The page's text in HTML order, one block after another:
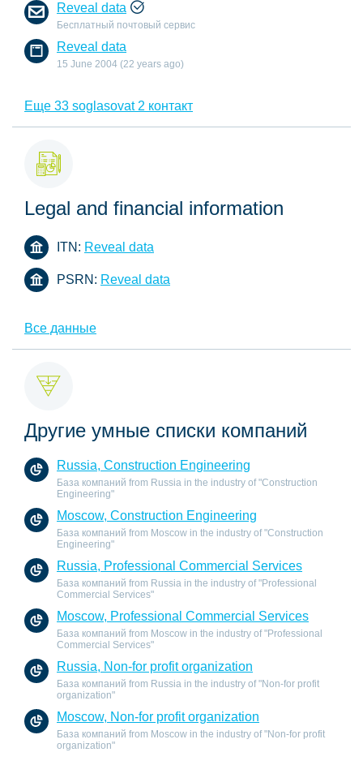
Reveal data
Бесплатный почтовый сервис
Reveal data
15 June 2004 (22 years ago)
Еще 33 soglasovat 2 контакт
Legal and financial information
ITN: Reveal data
PSRN: Reveal data
Все данные
Другие умные списки компаний
Russia, Construction Engineering
База компаний from Russia in the industry of "Construction
Engineering"
Moscow, Construction Engineering
База компаний from Moscow in the industry of "Construction
Engineering"
Russia, Professional Commercial Services
База компаний from Russia in the industry of "Professional
Commercial Services"
Moscow, Professional Commercial Services
База компаний from Moscow in the industry of "Professional
Commercial Services"
Russia, Non-for profit organization
База компаний from Russia in the industry of "Non-for profit
organization"
Moscow, Non-for profit organization
База компаний from Moscow in the industry of "Non-for profit
organization"